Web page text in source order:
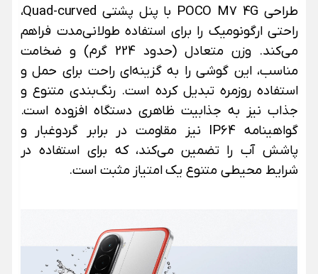
طراحی POCO M7 4G با پنل پشتی Quad-curved،
راحتی ارگونومیک را برای استفاده طولانی‌مدت فراهم
می‌کند. وزن متعادل (حدود 224 گرم) و ضخامت
مناسب، این گوشی را به گزینه‌ای راحت برای حمل و
استفاده روزمره تبدیل کرده است. رنگ‌بندی متنوع و
جذاب نیز به جذابیت ظاهری دستگاه افزوده است.
گواهینامه IP64 نیز مقاومت در برابر گردوغبار و
پاشش آب را تضمین می‌کند، که برای استفاده در
شرایط محیطی متنوع یک امتیاز مثبت است.